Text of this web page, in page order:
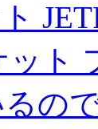
ット
の